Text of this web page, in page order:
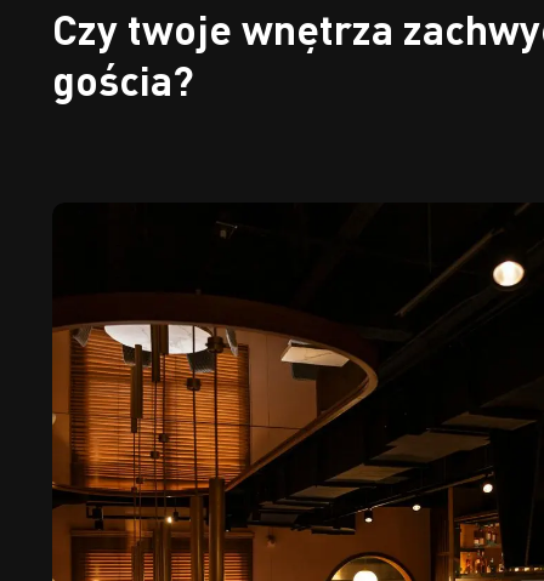
Czy twoje wnętrza
gościa?